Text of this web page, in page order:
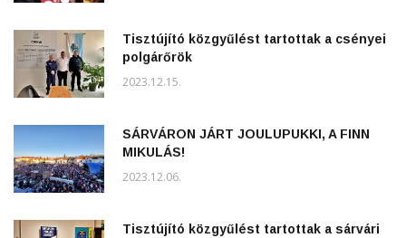
Tisztújító közgyűlést tartottak a csényei
polgárőrök
2023.12.15.
SÁRVÁRON JÁRT JOULUPUKKI, A FINN
MIKULÁS!
2023.12.06.
Tisztújító közgyűlést tartottak a sárvári